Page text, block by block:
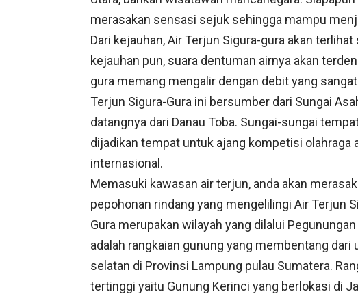
merasakan sensasi sejuk sehingga mampu
Dari kejauhan, Air Terjun Sigura-gura akan
kejauhan pun, suara dentuman airnya akan
gura memang mengalir dengan debit yang
Terjun Sigura-Gura ini bersumber dari Sungai
datangnya dari Danau Toba. Sungai-sungai
dijadikan tempat untuk ajang kompetisi olahraga
internasional.
Memasuki kawasan air terjun, anda akan
pepohonan rindang yang mengelilingi Air Terjun
Gura merupakan wilayah yang dilalui
adalah rangkaian gunung yang membentang
selatan di Provinsi Lampung pulau Sumatera.
tertinggi yaitu Gunung Kerinci yang berlokasi di